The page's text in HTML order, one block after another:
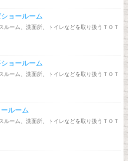
ョールーム
ルーム、洗面所、トイレなどを取り扱うＴＯＴ
ョールーム
ルーム、洗面所、トイレなどを取り扱うＴＯＴ
ルーム
ルーム、洗面所、トイレなどを取り扱うＴＯＴ